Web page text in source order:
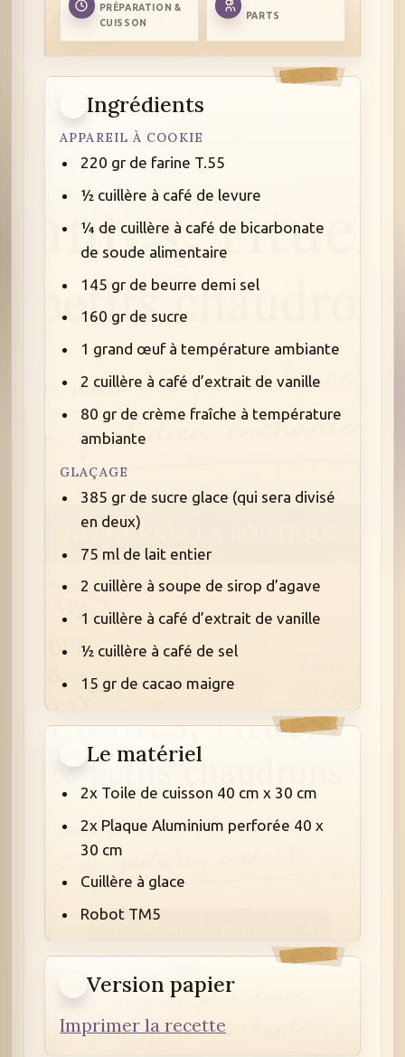
PRÉPARATION &
CUISSON
PARTS
Ingrédients
APPAREIL À COOKIE
220 gr de farine T.55
½ cuillère à café de levure
¼ de cuillère à café de bicarbonate
de soude alimentaire
145 gr de beurre demi sel
160 gr de sucre
1 grand œuf à température ambiante
2 cuillère à café d’extrait de vanille
80 gr de crème fraîche à température
ambiante
GLAÇAGE
385 gr de sucre glace (qui sera divisé
en deux)
75 ml de lait entier
2 cuillère à soupe de sirop d’agave
1 cuillère à café d’extrait de vanille
½ cuillère à café de sel
15 gr de cacao maigre
Le matériel
2x Toile de cuisson 40 cm x 30 cm
2x Plaque Aluminium perforée 40 x
30 cm
Cuillère à glace
Robot TM5
Version papier
Imprimer la recette